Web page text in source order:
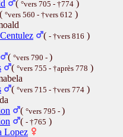
( °vers 705 - †774 )
( °vers 560 - †vers 612 )
( - †vers 816 )
( °vers 790 - )
( °vers 755 - †après 778 )
( °vers 715 - †vers 774 )
( °vers 795 - )
( - †765 )
Lopez